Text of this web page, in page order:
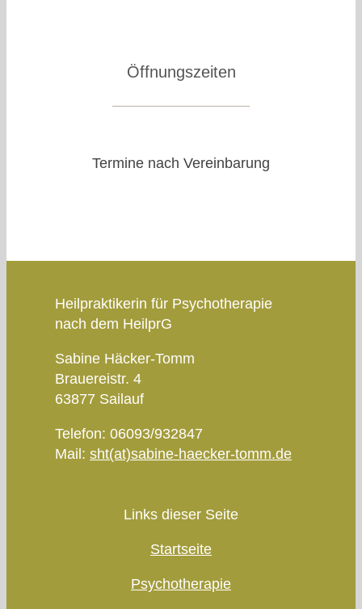
Öffnungszeiten
Termine nach Vereinbarung
Heilpraktikerin für Psychotherapie
nach dem HeilprG
Sabine Häcker-Tomm
Brauereistr. 4
63877 Sailauf
Telefon: 06093/932847
Mail: sht(at)sabine-haecker-tomm.de
Links dieser Seite
Startseite
Psychotherapie